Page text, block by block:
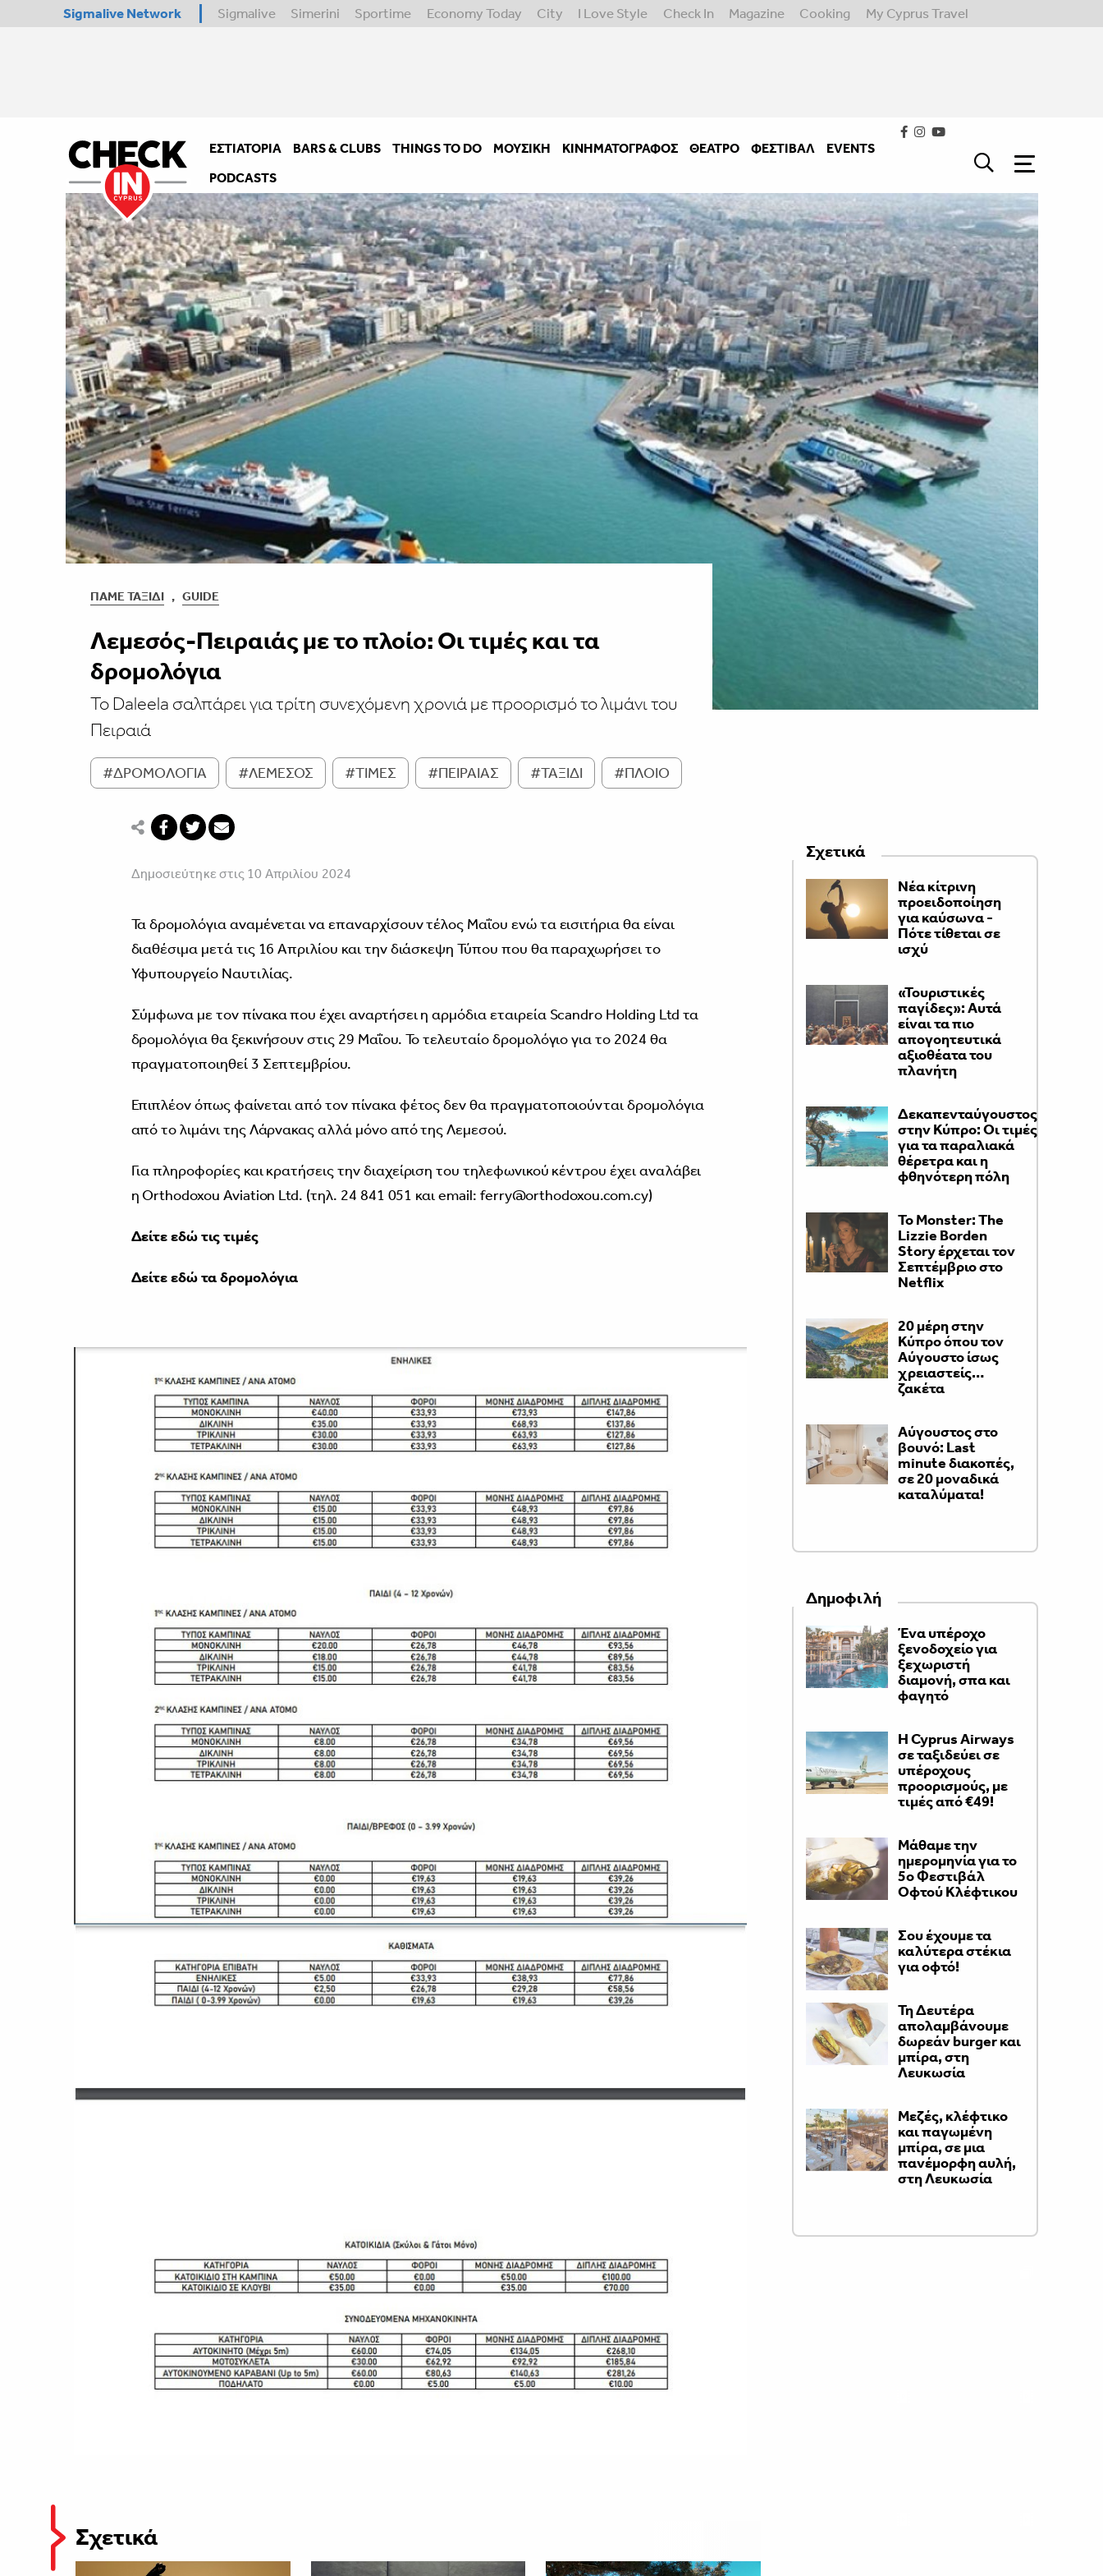
Sigmalive Network Sigmalive Simerini Sportime Economy Today City I Love Style Check In Magazine Cooking My Cyprus Travel
ΕΣΤΙΑΤΌΡΙΑ BARS & CLUBS THINGS TO DO ΜΟΥΣΙΚΉ ΚΙΝΗΜΑΤΟΓΡΆΦΟΣ ΘΈΑΤΡΟ ΦΕΣΤΙΒΑΛ
EVENTS
PODCASTS
ΠΆΜΕ ΤΑΞΊΔΙ , GUIDE
Λεμεσός-Πειραιάς με το πλοίο: Οι τιμές και τα
δρομολόγια
Το Daleela σαλπάρει για τρίτη συνεχόμενη χρονιά με προορισμό το λιμάνι του
Πειραιά
#ΔΡΟΜΟΛΟΓΙΑ #ΛΕΜΕΣΟΣ #ΤΙΜΕΣ #ΠΕΙΡΑΙΑΣ #ΤΑΞΙΔΙ #ΠΛΟΙΟ
Δημοσιεύτηκε στις 10 Απριλίου 2024
Τα δρομολόγια αναμένεται να επαναρχίσουν τέλος Μαΐου ενώ τα εισιτήρια θα είναι
διαθέσιμα μετά τις 16 Απριλίου και την διάσκεψη Τύπου που θα παραχωρήσει το
Υφυπουργείο Ναυτιλίας.
Σύμφωνα με τονπίνακα που έχει αναρτήσει η αρμόδια εταιρεία Scandro Holding Ltd τα
δρομολόγια θα ξεκινήσουν στις 29 Μαΐου. Το τελευταίο δρομολόγιο για το 2024 θα
πραγματοποιηθεί 3 Σεπτεμβρίου.
Επιπλέον όπως φαίνεται από τον πίνακα φέτος δεν θα πραγματοποιούνται δρομολόγια
από το λιμάνι της Λάρνακας αλλά μόνο από της Λεμεσού.
Για πληροφορίες και κρατήσεις την διαχείριση του τηλεφωνικού κέντρου έχει αναλάβει
η Orthodoxou Aviation Ltd. (τηλ. 24 841 051 και email: ferry@orthodoxou.com.cy)
Δείτε εδώ τις τιμές
Δείτε εδώ τα δρομολόγια
Σχετικά
Σχετικά
Νέα κίτρινη
προειδοποίηση
για καύσωνα -
Πότε τίθεται σε
ισχύ
«Τουριστικές
παγίδες»: Αυτά
είναι τα πιο
απογοητευτικά
αξιοθέατα του
πλανήτη
Δεκαπενταύγουστος
στην Κύπρο: Οι τιμές
για τα παραλιακά
θέρετρα και η
φθηνότερη πόλη
Το Monster: The
Lizzie Borden
Story έρχεται τον
Σεπτέμβριο στο
Netflix
20 μέρη στην
Κύπρο όπου τον
Αύγουστο ίσως
χρειαστείς…
ζακέτα
Aύγουστος στο
βουνό: Last
minute διακοπές,
σε 20 μοναδικά
καταλύματα!
Δημοφιλή
Ένα υπέροχο
ξενοδοχείο για
ξεχωριστή
διαμονή, σπα και
φαγητό
H Cyprus Airways
σε ταξιδεύει σε
υπέροχους
προορισμούς, με
τιμές από €49!
Μάθαμε την
ημερομηνία για το
5ο Φεστιβάλ
Οφτού Κλέφτικου
Σου έχουμε τα
καλύτερα στέκια
για οφτό!
Τη Δευτέρα
απολαμβάνουμε
δωρεάν burger και
μπίρα, στη
Λευκωσία
Μεζές, κλέφτικο
και παγωμένη
μπίρα, σε μια
πανέμορφη αυλή,
στη Λευκωσία